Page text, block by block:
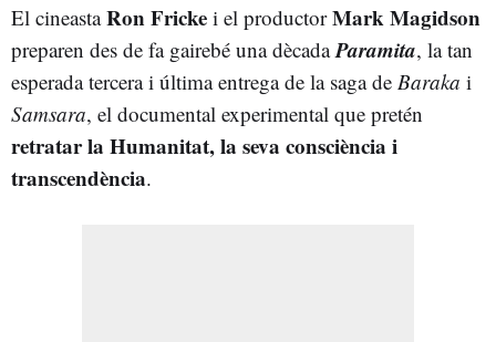
El cineastaRon Fricke i el productorMark Magidson
preparen des de fa gairebé una dècadaParamita, la tan
esperada tercera i última entrega de la saga de Baraka i
Samsara, el documental experimental que pretén
retratar la Humanitat, la seva consciència i
transcendència.